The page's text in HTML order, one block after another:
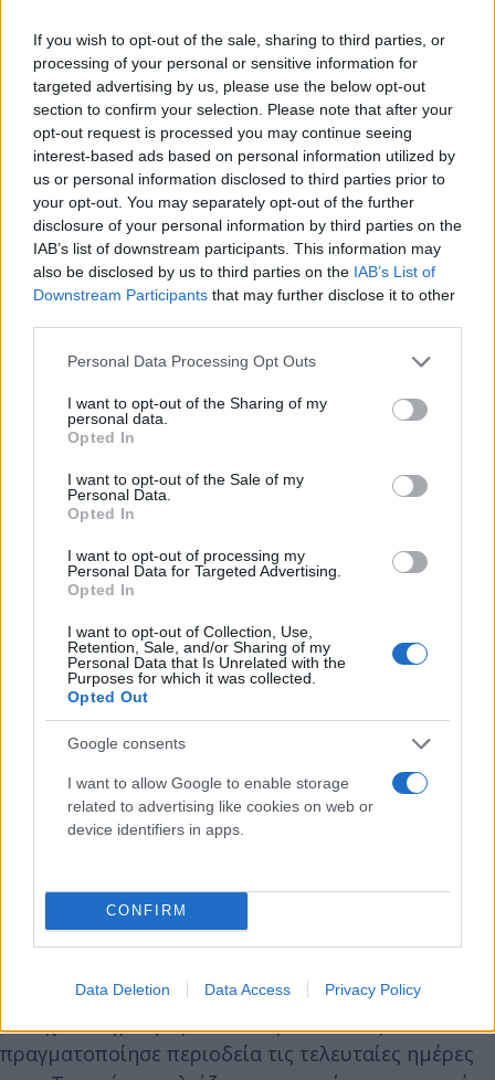
If you wish to opt-out of the sale, sharing to third parties, or
processing of your personal or sensitive information for
targeted advertising by us, please use the below opt-out
section to confirm your selection. Please note that after your
opt-out request is processed you may continue seeing
interest-based ads based on personal information utilized by
us or personal information disclosed to third parties prior to
your opt-out. You may separately opt-out of the further
disclosure of your personal information by third parties on the
IAB’s list of downstream participants. This information may
also be disclosed by us to third parties on the IAB’s List of
Downstream Participants that may further disclose it to other
Please note that this website/app uses one or more Google
not limited to your visit or usage behaviour. You may click to
grant or deny consent to Google and its third-party tags to
use your data for below specified purposes in below Google
consent section.
Personal Data Processing Opt Outs
I want to opt-out of the Sharing of my
personal data.
Opted In
I want to opt-out of the Sale of my
Personal Data.
Opted In
I want to opt-out of processing my
Personal Data for Targeted Advertising.
Opted In
I want to opt-out of Collection, Use,
Retention, Sale, and/or Sharing of my
Personal Data that Is Unrelated with the
Purposes for which it was collected.
Opted Out
Google consents
I want to allow Google to enable storage
related to advertising like cookies on web or
device identifiers in apps.
CONFIRM
Data Deletion Data Access Privacy Policy
Υπενθυμίζεται ότι σύμφωνα με το Γαλλικό
Πρακτορείο «το τουρκικό γεωτρύπανο θα
ξεκινούσε μια αποστολή στη Μεσόγειο στις 9
Αυγούστου αναχωρώντας από το λιμάνι της
Μερσίνας», στα νότια της γειτονικής χώρας. Στίγμα
στο χάρτη ως προς τις έρευνες του γεωτρύπανου
έδωσε και ο Τουρκικός Τύπος, ο οποίος
τοποθετούσε την έναρξη των εργασιών του στην
Αν το εν λόγω γεωτρύπανο δεν εξήλθε απλά από το
ενισχύεται εν μέρει και από την ανάρτηση του
κατοχικού ηγέτη, Ερσίν Τατάρ, ο οποίος
πραγματοποίησε περιοδεία τις τελευταίες ημέρες